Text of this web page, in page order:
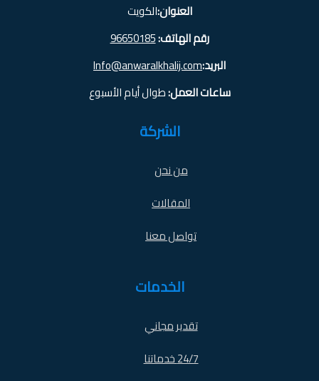
العنوان:الكويت
رقم الهاتف:96650185
البريد:Info@anwaralkhalij.com
ساعات العمل:طوال أيام الأسبوع
الشركة
من نحن
المقالات
تواصل معنا
الخدمات
تقدير مجاني
24/7 خدماتنا